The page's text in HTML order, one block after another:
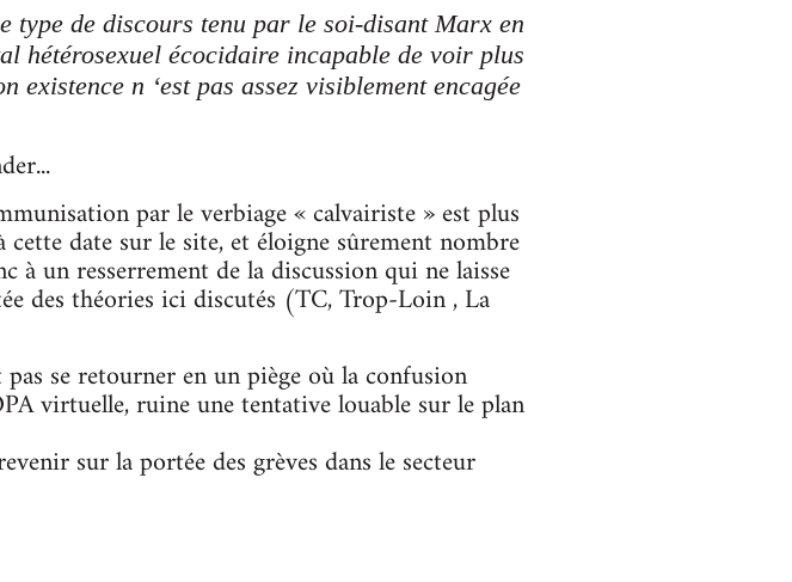
type de discours tenu par le soi-disant Marx en
hétérosexuel écocidaire incapable de voir plus
n ‘est pas assez visiblement encagée
par le verbiage « calvairiste » est plus
cette date sur le site, et éloigne sûrement nombre
à un resserrement de la discussion qui ne laisse
des théories ici discutés (TC, Trop-Loin , La
se retourner en un piège où la confusion
virtuelle, ruine une tentative louable sur le plan
sur la portée des grèves dans le secteur